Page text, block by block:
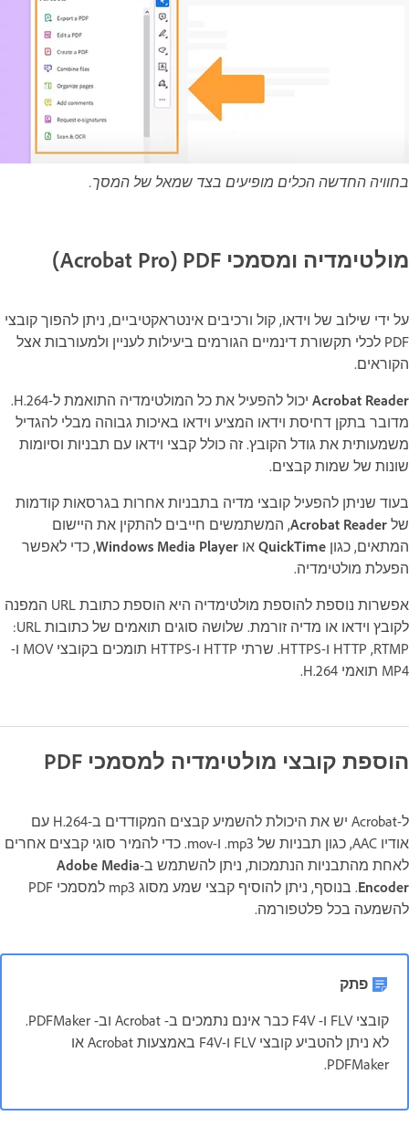
בחוויה החדשה הכלים מופיעים בצד שמאל של המסך.
מולטימדיה ומסמכי PDF ‏(Acrobat Pro)
על ידי שילוב של וידאו, קול ורכיבים אינטראקטיביים, ניתן להפוך קובצי
PDF לכלי תקשורת דינמיים הגורמים ביעילות לעניין ולמעורבות אצל
הקוראים.
Acrobat Reader
יכול להפעיל את כל המולטימדיה התואמת ל-H.264.
מדובר בתקן דחיסת וידאו המציע וידאו באיכות גבוהה מבלי להגדיל
משמעותית את גודל הקובץ. זה כולל קבצי וידאו עם תבניות וסיומות
שונות של שמות קבצים.
בעוד שניתן להפעיל קובצי מדיה בתבניות אחרות בגרסאות קודמות
של Acrobat Reader, המשתמשים חייבים להתקין את היישום
המתאים, כגון QuickTime או Windows Media Player, כדי לאפשר
הפעלת מולטימדיה.
אפשרות נוספת להוספת מולטימדיה היא הוספת כתובת URL המפנה
לקובץ וידאו או מדיה זורמת. שלושה סוגים תואמים של כתובות URL:
‏RTMP, ‏HTTP ו-HTTPS. שרתי HTTP ו-HTTPS תומכים בקובצי MOV ו-
MP4 תואמי H.264.
הוספת קובצי מולטימדיה למסמכי PDF
ל-Acrobat יש את היכולת להשמיע קבצים המקודדים ב-H.264 עם
אודיו AAC, כגון תבניות של ‎.mp3 ו-‎mov. כדי להמיר סוגי קבצים אחרים
לאחת מהתבניות הנתמכות, ניתן להשתמש ב-Adobe Media
Encoder
. בנוסף, ניתן להוסיף קבצי שמע מסוג mp3 למסמכי PDF
להשמעה בכל פלטפורמה.
פתק
קובצי FLV ו- F4V כבר אינם נתמכים ב- Acrobat וב- PDFMaker.
לא ניתן להטביע קובצי FLV ו-F4V באמצעות Acrobat או
PDFMaker.